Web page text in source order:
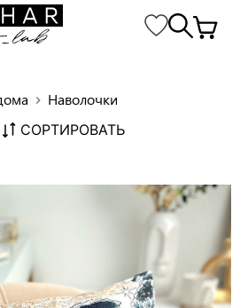
chevron_right Наволочки
P022
СОРТИРОВАТЬ